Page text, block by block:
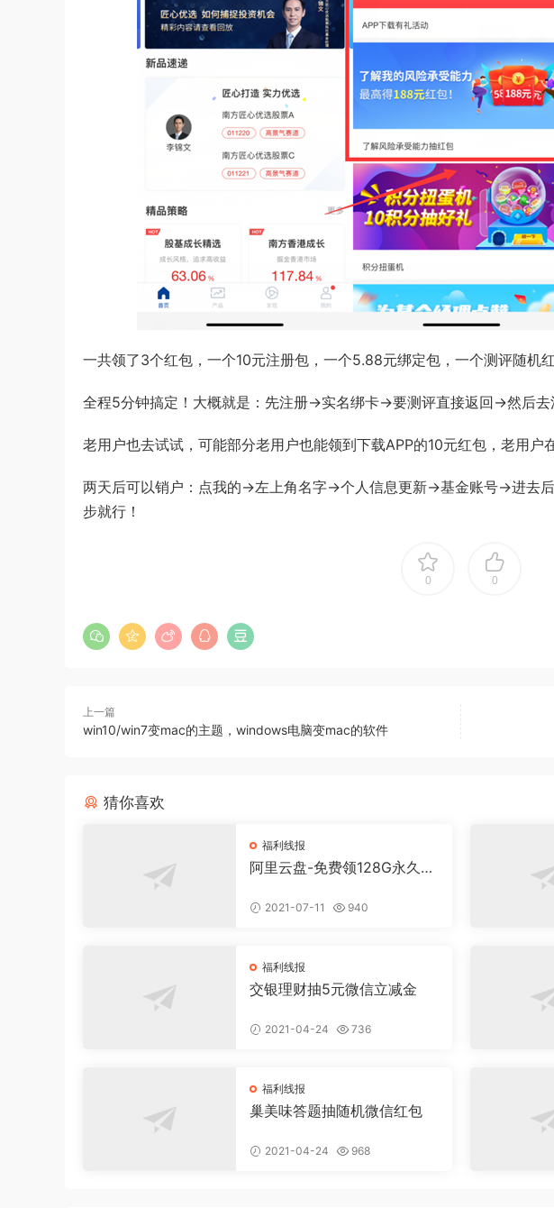
一共领了3个红包，一个10元注册包，一个5.88元绑定包，一个测评随机
全程5分钟搞定！大概就是：先注册->实名绑卡->要测评直接返回->然后
老用户也去试试，可能部分老用户也能领到下载APP的10元红包，老用户
两天后可以销户：点我的->左上角名字->个人信息更新->基金账号->进去
步就行！
0 0
上一篇
win10/win7变mac的主题，windows电脑变mac的软件
猜你喜欢
福利线报
阿里云盘-免费领128G永久容
2021-07-11 940
福利线报
交银理财抽5元微信立减金
2021-04-24 736
福利线报
巢美味答题抽随机微信红包
2021-04-24 968